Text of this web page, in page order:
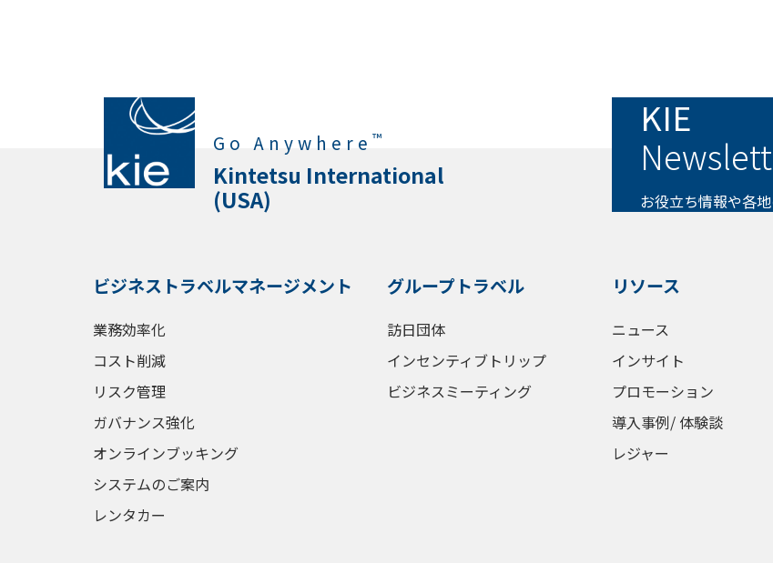
KIE
お役立ち情報や各
Go Anywhere ™
Kintetsu International
(USA)
ビジネストラベルマネージメント
業務効率化
コスト削減
リスク管理
ガバナンス強化
オンラインブッキング
システムのご案内
レンタカー
グループトラベル
訪日団体
インセンティブトリップ
ビジネスミーティング
リソース
ニュース
インサイト
プロモーション
導入事例/ 体験談
レジャー